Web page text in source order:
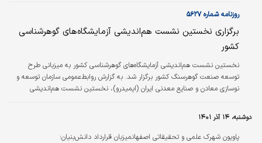
روزنامه شماره ۵۶۲۷
برگزاری نخستین نشست هم‌‌اندیشی آزمایشگاه‌های گوهرشناسی
کشور
نخستین نشست هم‌‌اندیشی آزمایشگاه‌های گوهرشناسی کشور به میزبانی طرح
توسعه صنعت گوهرسنگ کشور برگزار ‌‌شد. به گزارش روابط‌‌عمومی سازمان توسعه و
نوسازی معادن و صنایع معدنی ایران (ایمیدرو)، نخستین نشست هم‌‌اندیشی
همکاری شبکه آزمایشگاهی فناوری راهبردی معاونت علمی و فناوری ریاست‌جمهوری
برگزار‌‌ شد. مجید وفایی‌‌فرد، مدیر مرکز تحقیقات فرآوری مواد معدنی کرج، نیز در
این نشست ضمن اشاره به حضور ۱۵ساله این مرکز در شبکه آزمایشگاهی…
دوشنبه، ۱۴ آذر ۱۴۰۱
پاویون شهرک علمی و تحقیقاتی اصفهانمیزبان قرارداد دانش‌بنیان؛